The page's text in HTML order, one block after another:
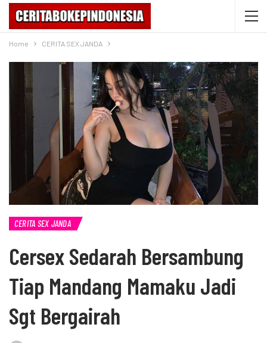
Home CERITA SEX JANDA
CERITA SEX JANDA
Cersex Sedarah Bersambung
Tiap Mandang Mamaku Jadi
Sgt Bergairah